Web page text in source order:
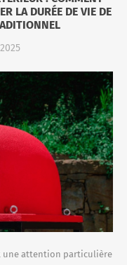
LA DURÉE DE VIE DE
une attention particulière